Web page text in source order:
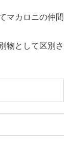
マカロニの仲間
物として区別さ